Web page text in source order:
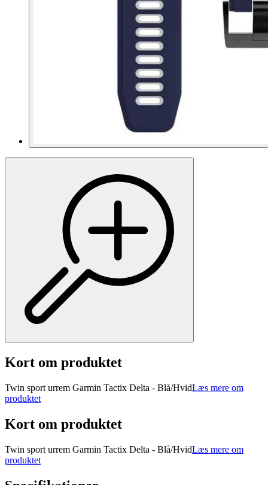
Kort om produktet
Twin sport urrem Garmin Tactix Delta - Blå/HvidLæs mere om
produktet
Kort om produktet
Twin sport urrem Garmin Tactix Delta - Blå/HvidLæs mere om
produktet